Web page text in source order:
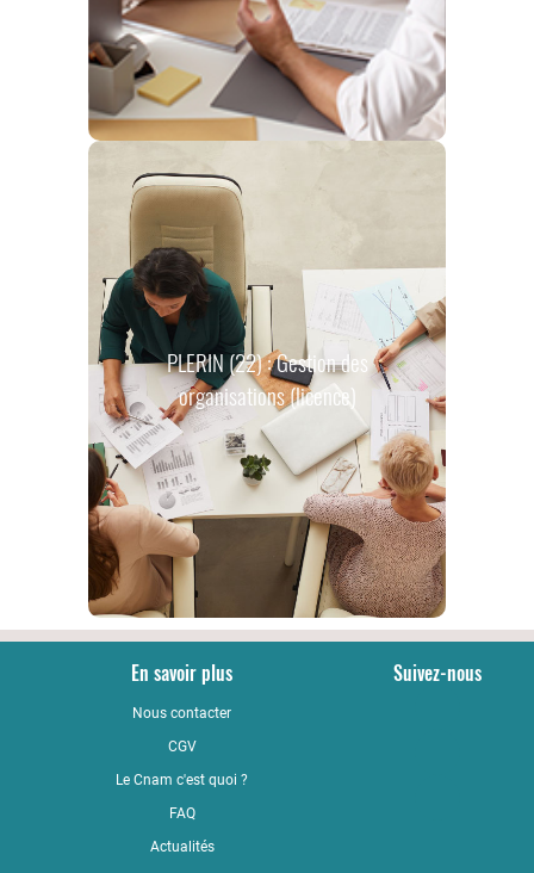
PLERIN (22) : Gestion des
organisations (licence)
En savoir plus
Nous contacter
CGV
Le Cnam c'est quoi ?
FAQ
Actualités
Suivez-nous